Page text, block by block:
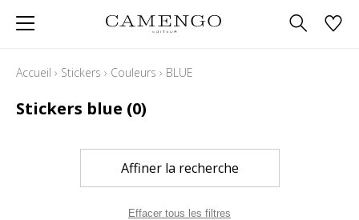
Accueil › Stickers › Couleurs › BLUE
Stickers blue (0)
Affiner la recherche
Effacer tous les filtres